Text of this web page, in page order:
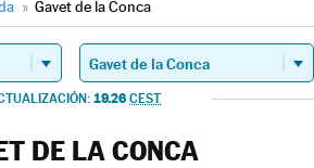
» Gavet de la Conca
19.26 CEST
DE LA CONCA